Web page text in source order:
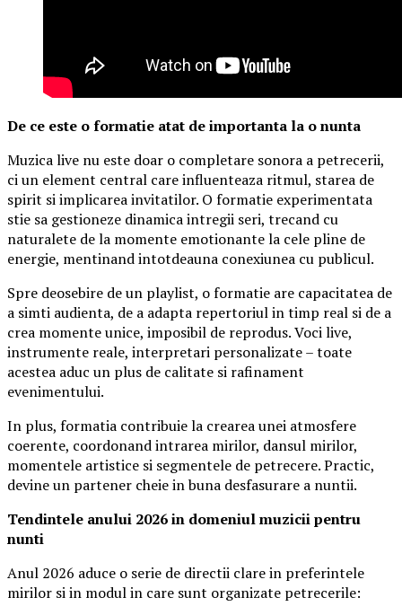
De ce este o formatie atat de importanta la o nunta
Muzica live nu este doar o completare sonora a petrecerii,
ci un element central care influenteaza ritmul, starea de
spirit si implicarea invitatilor. O formatie experimentata
stie sa gestioneze dinamica intregii seri, trecand cu
naturalete de la momente emotionante la cele pline de
energie, mentinand intotdeauna conexiunea cu publicul.
Spre deosebire de un playlist, o formatie are capacitatea de
a simti audienta, de a adapta repertoriul in timp real si de a
crea momente unice, imposibil de reprodus. Voci live,
instrumente reale, interpretari personalizate – toate
acestea aduc un plus de calitate si rafinament
evenimentului.
In plus, formatia contribuie la crearea unei atmosfere
coerente, coordonand intrarea mirilor, dansul mirilor,
momentele artistice si segmentele de petrecere. Practic,
devine un partener cheie in buna desfasurare a nuntii.
Tendintele anului 2026 in domeniul muzicii pentru
nunti
Anul 2026 aduce o serie de directii clare in preferintele
mirilor si in modul in care sunt organizate petrecerile: